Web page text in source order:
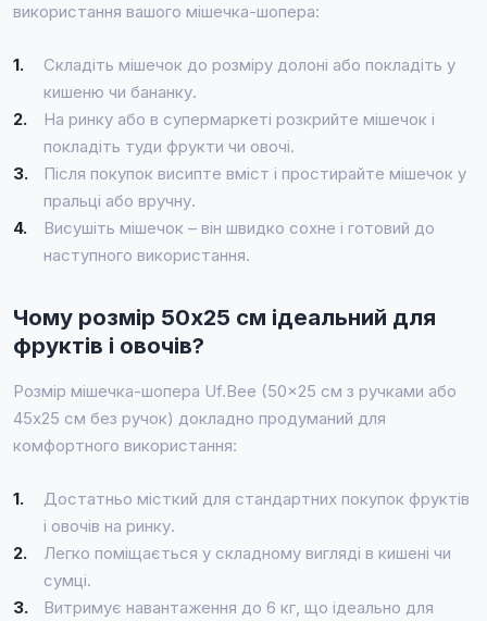
використання вашого мішечка-шопера:
1.
Складіть мішечок до розміру долоні або покладіть у
кишеню чи бананку.
2.
На ринку або в супермаркеті розкрийте мішечок і
покладіть туди фрукти чи овочі.
3.
Після покупок висипте вміст і простирайте мішечок у
пральці або вручну.
4.
Висушіть мішечок – він швидко сохне і готовий до
наступного використання.
Чому розмір 50x25 см ідеальний для
фруктів і овочів?
Розмір мішечка-шопера Uf.Bee (50x25 см з ручками або
45x25 см без ручок) докладно продуманий для
комфортного використання:
1.
Достатньо місткий для стандартних покупок фруктів
і овочів на ринку.
2.
Легко поміщається у складному вигляді в кишені чи
сумці.
3.
Витримує навантаження до 6 кг, що ідеально для